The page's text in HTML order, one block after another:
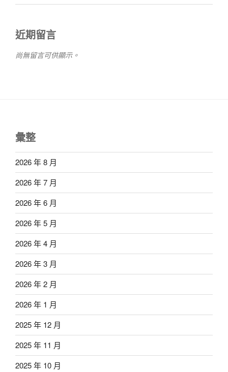
近期留言
尚無留言可供顯示。
彙整
2026 年 8 月
2026 年 7 月
2026 年 6 月
2026 年 5 月
2026 年 4 月
2026 年 3 月
2026 年 2 月
2026 年 1 月
2025 年 12 月
2025 年 11 月
2025 年 10 月